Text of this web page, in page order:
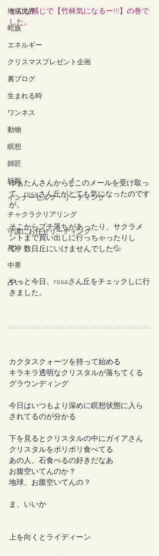
地底世界
蛇族
エネルギー
クリスマスプレゼント企画
裏ブログ
生まれる時
ワンネス
動物
瞑想
師匠
妊娠
インナーセルフ・リーディング
チャクラクリアリング
守護にお任せリーディング
死神
中界
占い
そんな感じで【竹林気になるー!!!】の巻で
した。
ゆぁたんさんから☝️このメールを受け取っ
て、rosaさん丘がとても気になったのです
が。
そこからプチ落ちがあったり、サクラメ
ントまで買い出しに行っちゃったりし
て、数日丘にいけませんでした💦
やっと今日、rosaさん丘をチェックしに行
きました。
カクタスクォーツを持って始める
キラキラ透明なクリスタルが落ちてくる
グラウンディング
今日はいつもより深めに瞑想状態に入ら
されてるのが分かる
下を見るとクリスタルの中にガイアさん
クリスタルをボリボリ食べてる
あの人、石食べるの好きだなあ
お腹空いてんのか？
地球、お腹空いてんの？
ま、いいか
上を向くとライディーン